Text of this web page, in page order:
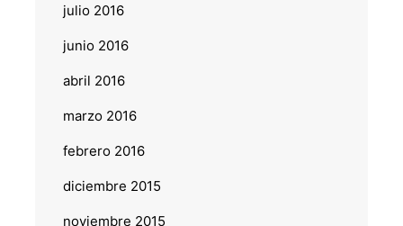
julio 2016
junio 2016
abril 2016
marzo 2016
febrero 2016
diciembre 2015
noviembre 2015